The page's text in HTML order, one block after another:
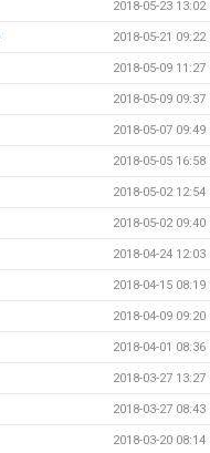
2018-05-23 13:02
2018-05-21 09:22
2018-05-09 11:27
2018-05-09 09:37
2018-05-07 09:49
2018-05-05 16:58
2018-05-02 12:54
2018-05-02 09:40
2018-04-24 12:03
2018-04-15 08:19
2018-04-09 09:20
2018-04-01 08:36
2018-03-27 13:27
2018-03-27 08:43
2018-03-20 08:14